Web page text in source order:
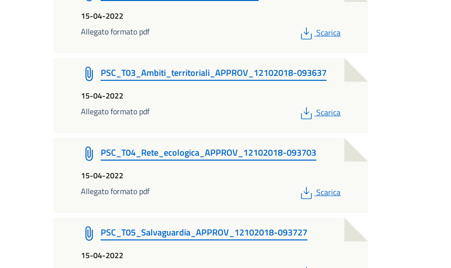
15-04-2022
Allegato formato pdf
PDF
Scarica
PSC_T03_Ambiti_territoriali_APPROV_12102018-093637
15-04-2022
Allegato formato pdf
PDF
Scarica
PSC_T04_Rete_ecologica_APPROV_12102018-093703
15-04-2022
Allegato formato pdf
PDF
Scarica
PSC_T05_Salvaguardia_APPROV_12102018-093727
15-04-2022